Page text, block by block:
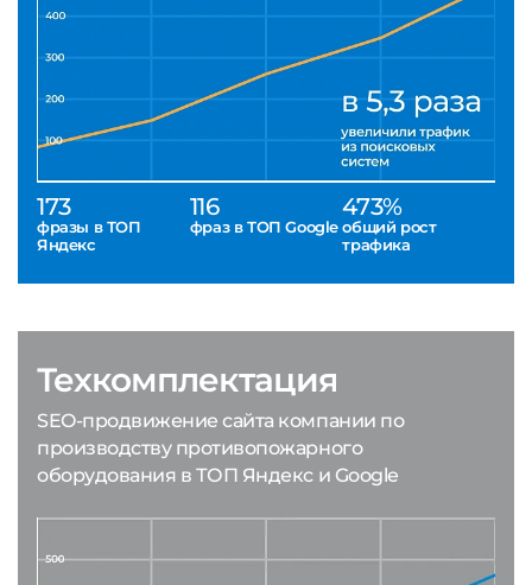
173
фразы в ТОП
Яндекс
116
фраз в ТОП Google
473%
общий рост
трафика
Техкомплектация
SEO-продвижение сайта компании по
производству противопожарного
оборудования в ТОП Яндекс и Google